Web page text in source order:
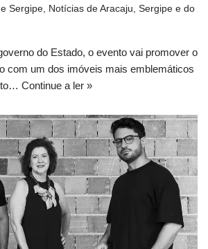
Sergipe
Notícias de Aracaju, Sergipe e do
do Estado, o evento vai promover o
com um dos imóveis mais emblemáticos
Continue a ler »